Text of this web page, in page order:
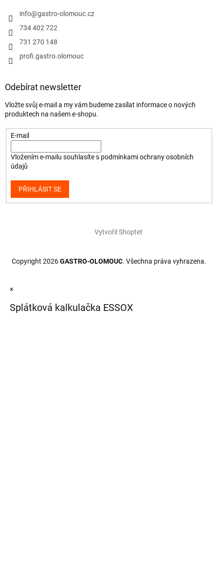
info@gastro-olomouc.cz
734 402 722
731 270 148
profi.gastro.olomouc
Odebírat newsletter
Vložte svůj e-mail a my vám budeme zasílat informace o nových
produktech na našem e-shopu.
E-mail
Vložením e-mailu souhlasíte s podmínkami ochrany osobních
údajů
PŘIHLÁSIT SE
Vytvořil Shoptet
Copyright 2026GASTRO-OLOMOUC. Všechna práva vyhrazena.
×
Splátková kalkulačka ESSOX